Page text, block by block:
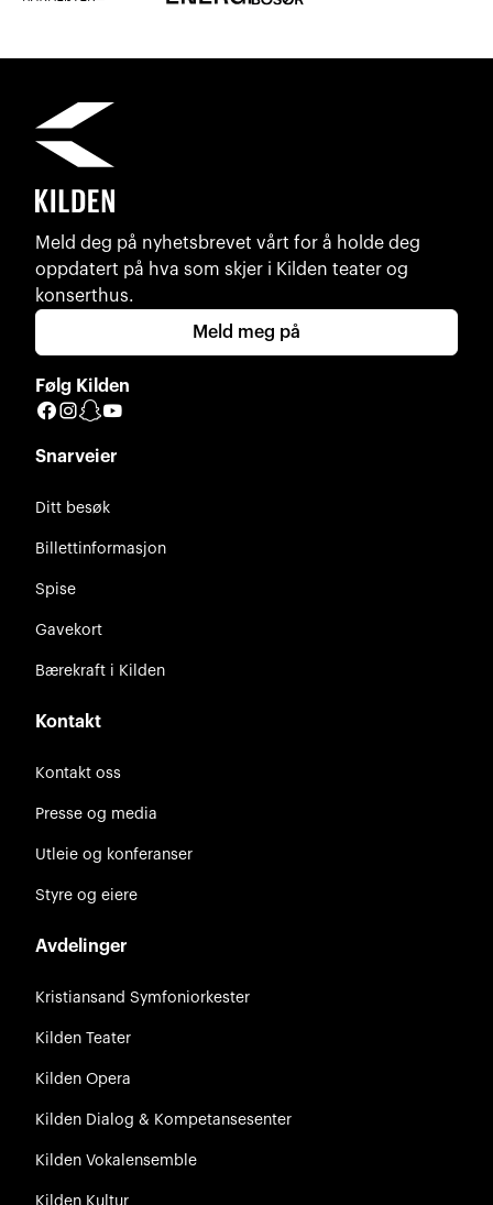
Meld deg på nyhetsbrevet vårt for å holde deg
oppdatert på hva som skjer i Kilden teater og
konserthus.
Meld meg på
Følg Kilden
Facebook
Instagram
Snapchat
Snarveier
Ditt besøk
Billettinformasjon
Spise
Gavekort
Bærekraft i Kilden
Kontakt
Kontakt oss
Presse og media
Utleie og konferanser
Styre og eiere
Avdelinger
Kristiansand Symfoniorkester
Kilden Teater
Kilden Opera
Kilden Dialog & Kompetansesenter
Kilden Vokalensemble
Kilden Kultur